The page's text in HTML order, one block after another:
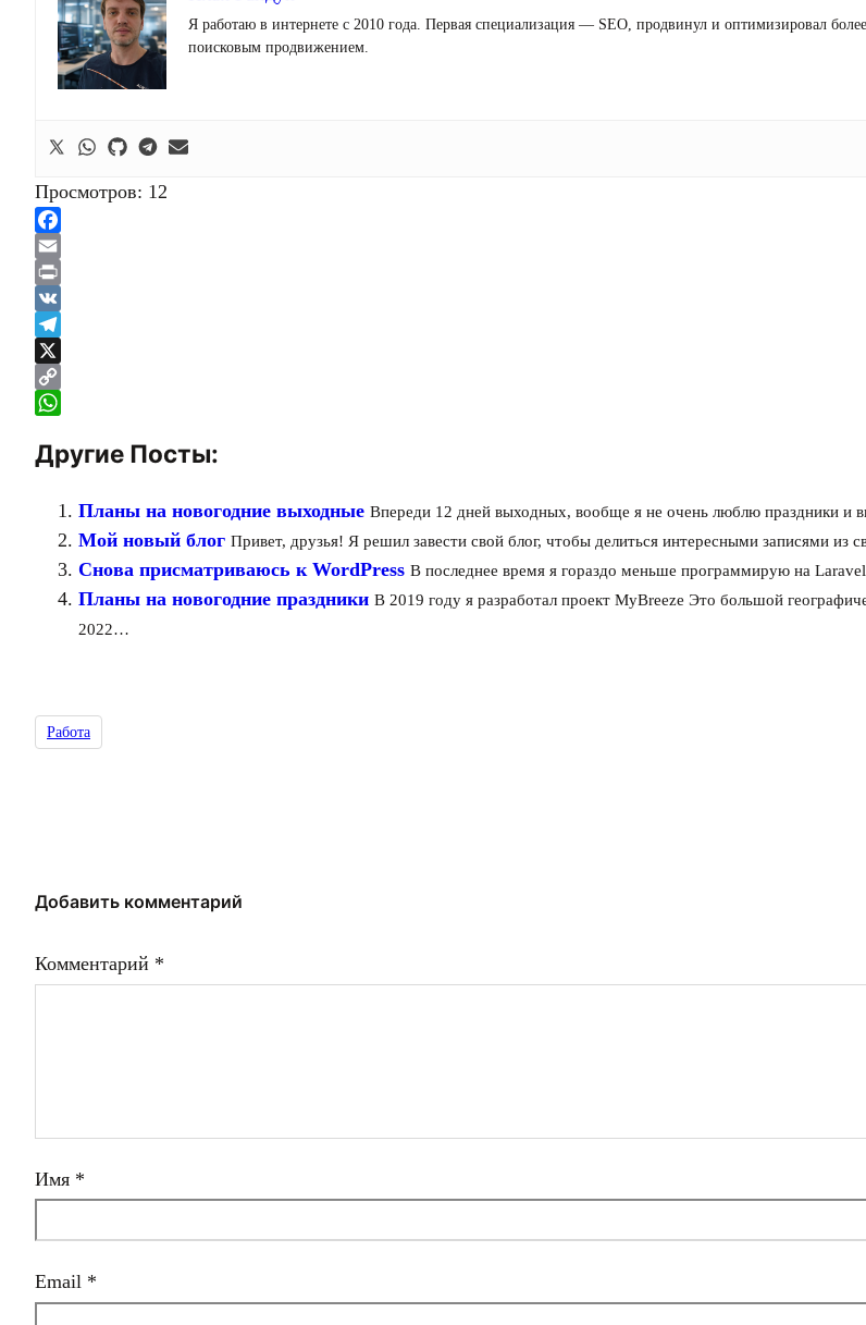
Я работаю в интернете с 2010 года. Первая специализация — SEO, продвинул и оптимизировал
поисковым продвижением.
Просмотров: 12
Facebook
Email
Print
VK
Telegram
X
Copy
Другие Посты:
Планы на новогодние выходные Впереди 12 дней выходных, вообще я не очень люблю праздники и
Мой новый блог Привет, друзья! Я решил завести свой блог, чтобы делиться интересными записями
Снова присматриваюсь к WordPress В последнее время я гораздо меньше программирую на
Планы на новогодние праздники В 2019 году я разработал проект MyBreeze Это большой
2022…
Работа
Добавить комментарий
Комментарий *
Имя *
Email *